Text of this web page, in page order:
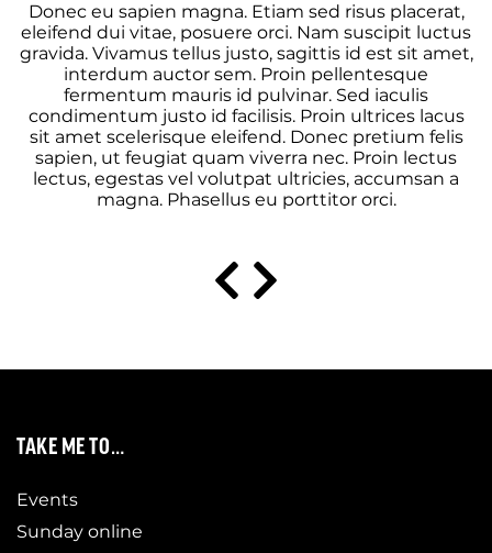
Donec eu sapien magna. Etiam sed risus placerat,
eleifend dui vitae, posuere orci. Nam suscipit luctus
gravida. Vivamus tellus justo, sagittis id est sit amet,
interdum auctor sem. Proin pellentesque
fermentum mauris id pulvinar. Sed iaculis
condimentum justo id facilisis. Proin ultrices lacus
sit amet scelerisque eleifend. Donec pretium felis
sapien, ut feugiat quam viverra nec. Proin lectus
lectus, egestas vel volutpat ultricies, accumsan a
magna. Phasellus eu porttitor orci.
TAKE ME TO…
Events
Sunday online